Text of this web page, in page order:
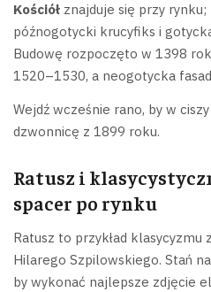
Kościół znajduje się przy
późnogotycki krucyfiks i
Budowę rozpoczęto w 1398
1520–1530, a neogotycka
Wejdź wcześnie rano, by w
dzwonnicę z 1899 roku.
Ratusz i
spacer po rynku
Ratusz to przykład
Hilarego Szpilowskiego. Stań
by wykonać najlepsze zdjęcie